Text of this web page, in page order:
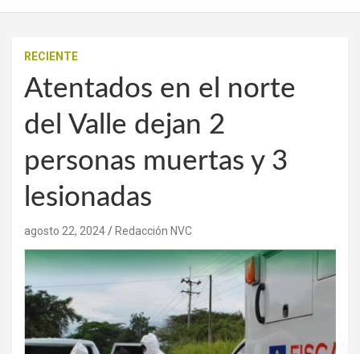
RECIENTE
Atentados en el norte
del Valle dejan 2
personas muertas y 3
lesionadas
agosto 22, 2024 Redacción NVC